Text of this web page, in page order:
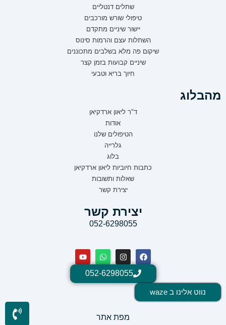
שתלים דנטליים
טיפולי שורש מורכבים
יישור שיניים מתקדם
השתלות עצם והרמות סינוס
שיקום פה מלא בשלבים מתכוננים
שיניים קבועות בזמן קצר
חיוך בריא וטבעי
מהבלוג
ד"ר ליאון ארדקיאן
אודות
הטיפולים שלנו
גלרייה
בלוג
כתבות חיוביות ליאון ארדקיאן
שאלות ותשובות
יצירת קשר
יצירת קשר
052-6298055
052-6298055
נווט אלינו ב waze
מפת אתר